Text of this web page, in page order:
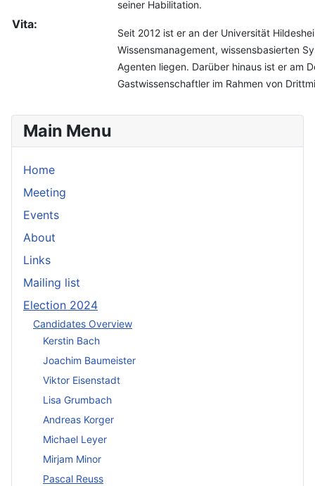
Main Menu
Home
Meeting
Events
About
Links
Mailing list
Election 2024
Candidates Overview
Kerstin Bach
Joachim Baumeister
Viktor Eisenstadt
Lisa Grumbach
Andreas Korger
Michael Leyer
Mirjam Minor
Pascal Reuss
Vita:
seiner Habilitation.
Seit 2012 ist er an der Universität
Wissensmanagement, wissensbasierten
Agenten liegen. Darüber hinaus ist er am
Gastwissenschaftler im Rahmen von